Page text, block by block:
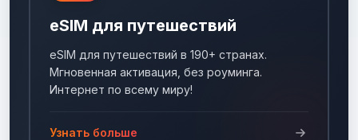
eSIM для путешествий
eSIM для путешествий в 190+ странах.
Мгновенная активация, без роуминга.
Интернет по всему миру!
Узнать больше